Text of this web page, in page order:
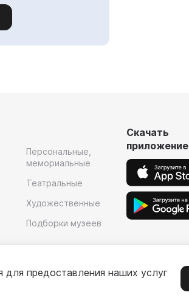
Персональные,
мемориальные
Театральные
Художественные
Подборки музеев
Скачать
приложение
для предоставления наших услуг